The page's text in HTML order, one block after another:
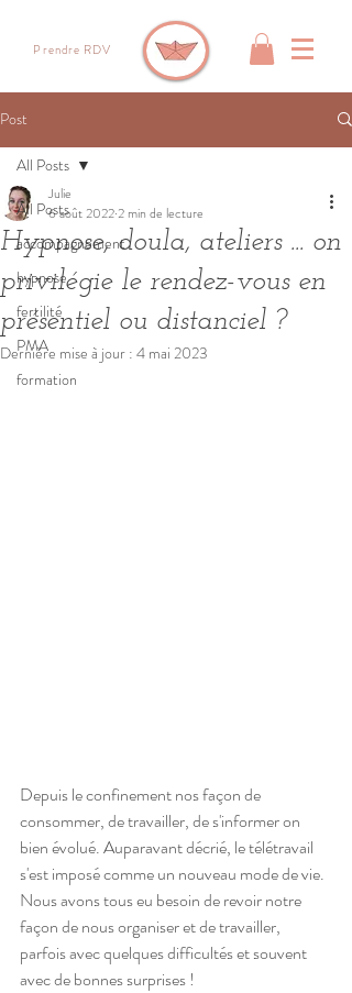
Prendre RDV
Post
All Posts
accompagnement
hypnose
fertilité
PMA
formation
All Posts
Hypnose, doula, ateliers ... on
privilégie le rendez-vous en
présentiel ou distanciel ?
Julie
6 août 20222 min de lecture
Dernière mise à jour : 4 mai 2023
Depuis le confinement nos façon de
consommer, de travailler, de s'informer on
bien évolué. Auparavant décrié, le télétravail
s'est imposé comme un nouveau mode de vie.
Nous avons tous eu besoin de revoir notre
façon de nous organiser et de travailler,
parfois avec quelques difficultés et souvent
avec de bonnes surprises !